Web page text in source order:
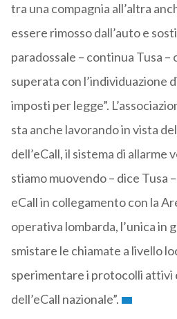
tra una compagnia all’altra
essere rimosso dall’auto e
paradossale – continua Tusa –
superata con l’individuazione
imposti per legge”.
sta anche lavorando in vista
dell’eCall, il sistema di allarme
stiamo muovendo – dice Tusa
eCall in collegamento con la
operativa lombarda, l’unica in
smistare le chiamate a livello
sperimentare i protocolli attivi
dell’eCall nazionale”.